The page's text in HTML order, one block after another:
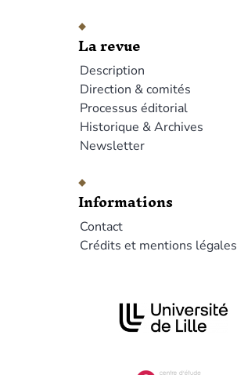
La revue
Description
Direction & comités
Processus éditorial
Historique & Archives
Newsletter
Informations
Contact
Crédits et mentions légales
Affiliations/partenaires